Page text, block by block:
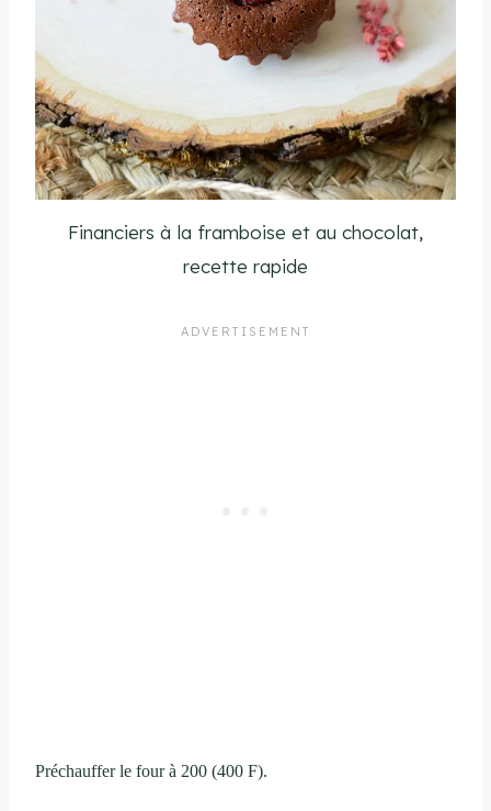
Financiers à la framboise et au chocolat,
recette rapide
Préchauffer le four à 200 (400 F).